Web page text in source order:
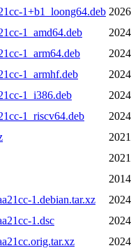
1+b1_loong64.deb
1_amd64.deb
1_arm64.deb
1_armhf.deb
1_i386.deb
1_riscv64.deb
1.debian.tar.xz
1.dsc